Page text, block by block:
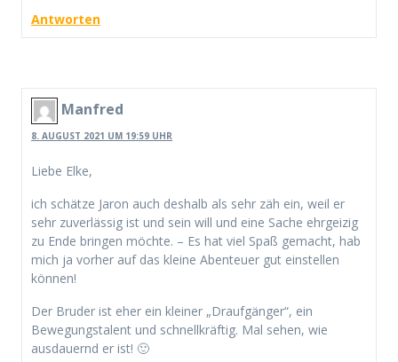
Antworten
Manfred
8. AUGUST 2021 UM 19:59 UHR
Liebe Elke,
ich schätze Jaron auch deshalb als sehr zäh ein, weil er
sehr zuverlässig ist und sein will und eine Sache ehrgeizig
zu Ende bringen möchte. – Es hat viel Spaß gemacht, hab
mich ja vorher auf das kleine Abenteuer gut einstellen
können!
Der Bruder ist eher ein kleiner „Draufgänger“, ein
Bewegungstalent und schnellkräftig. Mal sehen, wie
ausdauernd er ist! 🙂